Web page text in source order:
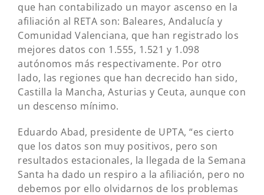
que han contabilizado un mayor ascenso en la
afiliación al RETA son: Baleares, Andalucía y
Comunidad Valenciana, que han registrado los
mejores datos con 1.555, 1.521 y 1.098
autónomos más respectivamente. Por otro
lado, las regiones que han decrecido han sido,
Castilla la Mancha, Asturias y Ceuta, aunque con
un descenso mínimo.
Eduardo Abad, presidente de UPTA, “es cierto
que los datos son muy positivos, pero son
resultados estacionales, la llegada de la Semana
Santa ha dado un respiro a la afiliación, pero no
debemos por ello olvidarnos de los problemas